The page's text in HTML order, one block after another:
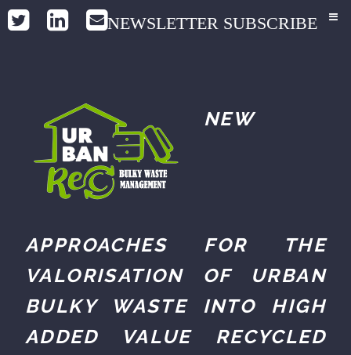
NEWSLETTER SUBSCRIBE
NEW
APPROACHES FOR THE
VALORISATION OF URBAN
BULKY WASTE INTO HIGH
ADDED VALUE RECYCLED